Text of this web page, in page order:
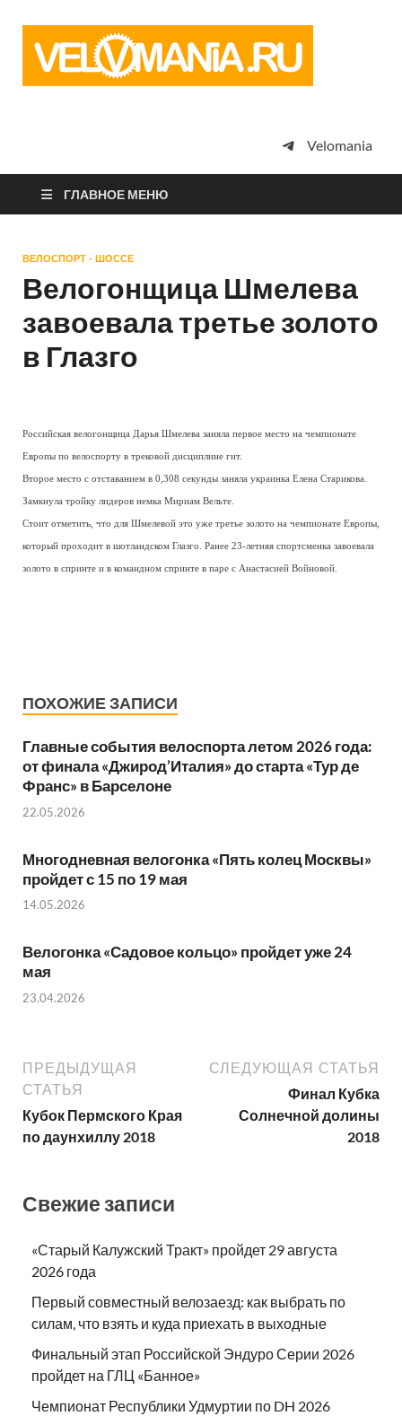
просто
Velomania
ГЛАВНОЕ МЕНЮ
ВЕЛОСПОРТ - ШОССЕ
Велогонщица Шмелева
завоевала третье золото
в Глазго
Российская велогонщица Дарья Шмелева заняла первое место на чемпионате
Европы по велоспорту в трековой дисциплине гит.
Второе место с отставанием в 0,308 секунды заняла украинка Елена Старикова.
Замкнула тройку лидеров немка Мириам Вельте.
Стоит отметить, что для Шмелевой это уже третье золото на чемпионате Европы,
который проходит в шотландском Глазго. Ранее 23-летняя спортсменка завоевала
золото в спринте и в командном спринте в паре с Анастасией Войновой.
ПОХОЖИЕ ЗАПИСИ
Главные события велоспорта летом 2026 года:
от финала «Джирод’Италия» до старта «Тур де
Франс» в Барселоне
22.05.2026
Многодневная велогонка «Пять колец Москвы»
пройдет с 15 по 19 мая
14.05.2026
Велогонка «Садовое кольцо» пройдет уже 24
мая
23.04.2026
ПРЕДЫДУЩАЯ
СТАТЬЯ
Кубок Пермского Края
по даунхиллу 2018
СЛЕДУЮЩАЯ СТАТЬЯ
Финал Кубка
Солнечной долины
2018
Свежие записи
«Старый Калужский Тракт» пройдет 29 августа
2026 года
Первый совместный велозаезд: как выбрать по
силам, что взять и куда приехать в выходные
Финальный этап Российской Эндуро Серии 2026
пройдет на ГЛЦ «Банное»
Чемпионат Республики Удмуртии по DH 2026